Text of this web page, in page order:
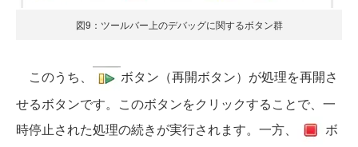
図9：ツールバー上のデバッグに関するボタン群
このうち、
ボタン（再開ボタン）が処理を再開さ
せるボタンです。このボタンをクリックすることで、一
時停止された処理の続きが実行されます。一方、
ボ